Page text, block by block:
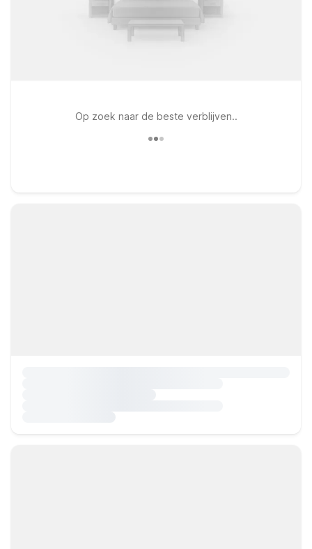
Op zoek naar de beste verblijven..